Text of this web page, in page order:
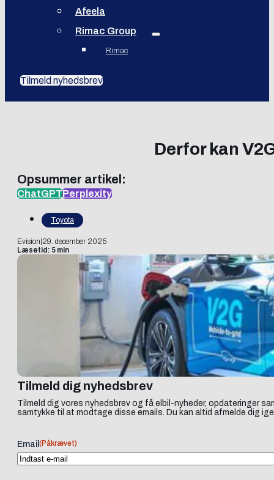
Afeela
Rimac Group
Rimac
Tilmeld nyhedsbrev
Derfor kan
Opsummer artikel:
ChatGPTPerplexity
Toyota
Evision 29. december 2025
Læsetid: 5 min
Tilmeld dig nyhedsbrev
Tilmeld dig vores nyhedsbrev og få elbil-nyheder, opdateringer
samtykke til at modtage disse emails. Du kan altid afmelde dig
Email (Påkrævet)